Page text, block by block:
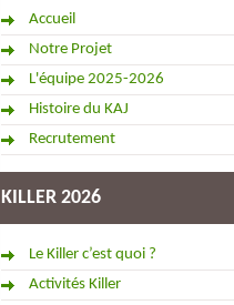
Accueil
Notre Projet
L'équipe 2025-2026
Histoire du KAJ
Recrutement
KILLER 2026
Le Killer c’est quoi ?
Activités Killer